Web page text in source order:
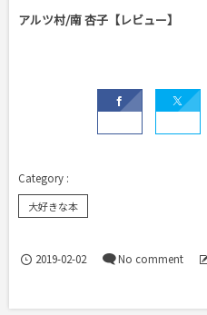
アルツ村/南 杏子【レビュー】
大好きな本
2019-02-02 No comment